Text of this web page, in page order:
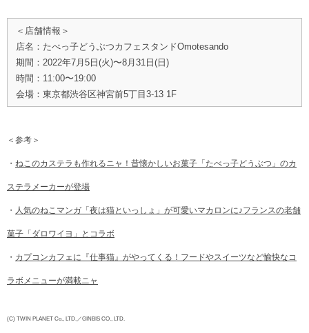
＜店舗情報＞
店名：たべっ子どうぶつカフェスタンドOmotesando
期間：2022年7月5日(火)〜8月31日(日)
時間：11:00〜19:00
会場：東京都渋谷区神宮前5丁目3-13 1F
＜参考＞
・ ねこのカステラも作れるニャ！昔懐かしいお菓子「たべっ子どうぶつ」のカ
ステラメーカーが登場
・ 人気のねこマンガ「夜は猫といっしょ」が可愛いマカロンに♪フランスの老舗
菓子「ダロワイヨ」とコラボ
・ カプコンカフェに『仕事猫』がやってくる！フードやスイーツなど愉快なコ
ラボメニューが満載ニャ
(C) TWIN PLANET Co., LTD.／GINBIS CO., LTD.